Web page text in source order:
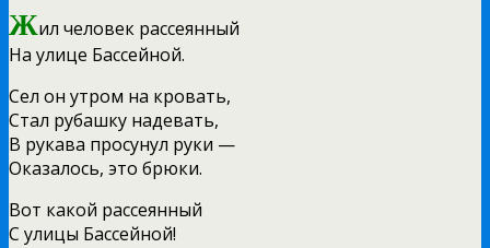
Жил человек рассеянный
На улице Бассейной.
Сел он утром на кровать,
Стал рубашку надевать,
В рукава просунул руки —
Оказалось, это брюки.
Вот какой рассеянный
С улицы Бассейной!